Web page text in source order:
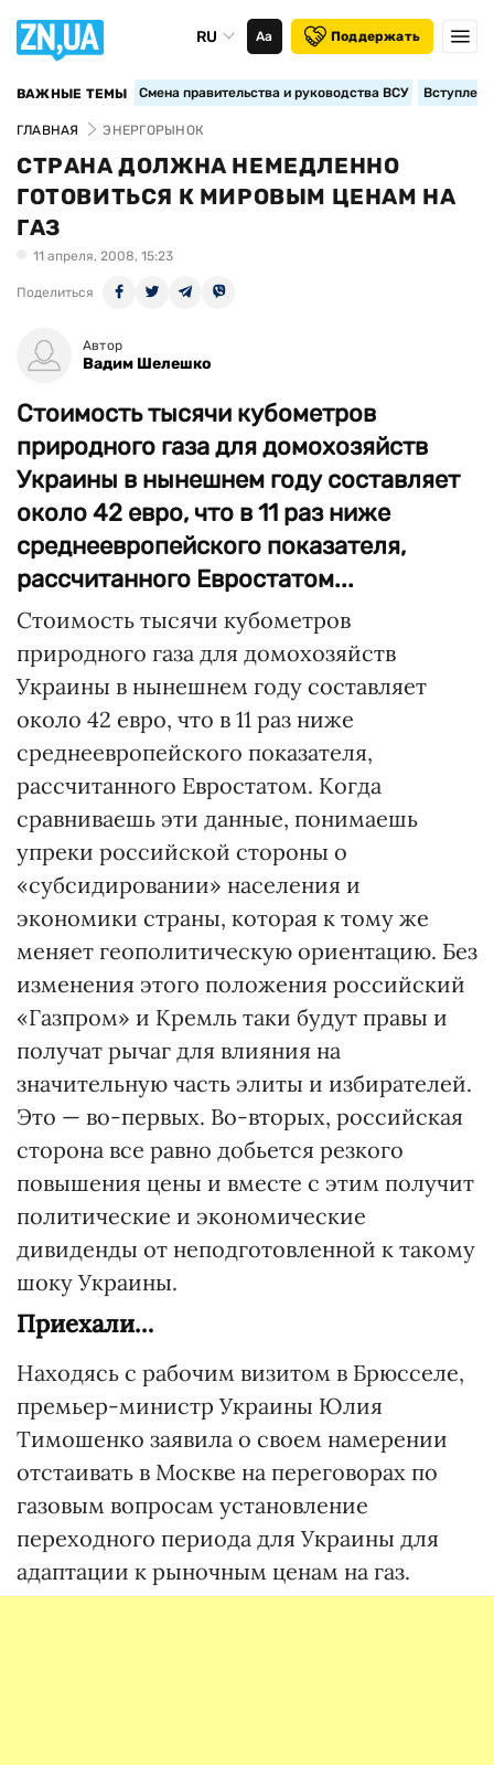
RU Аа Поддержать
ВАЖНЫЕ ТЕМЫ Смена правительства и руководства ВСУ
ГЛАВНАЯ ЭНЕРГОРЫНОК
СТРАНА ДОЛЖНА НЕМЕДЛЕННО
ГОТОВИТЬСЯ К МИРОВЫМ ЦЕНАМ НА
ГАЗ
11 апреля, 2008, 15:23
Поделиться
Автор
Вадим Шелешко
Стоимость тысячи кубометров
природного газа для домохозяйств
Украины в нынешнем году составляет
около 42 евро, что в 11 раз ниже
среднеевропейского показателя,
рассчитанного Евростатом...
Стоимость тысячи кубометров
природного газа для домохозяйств
Украины в нынешнем году составляет
около 42 евро, что в 11 раз ниже
среднеевропейского показателя,
рассчитанного Евростатом. Когда
сравниваешь эти данные, понимаешь
упреки российской стороны о
«субсидировании» населения и
экономики страны, которая к тому же
меняет геополитическую ориентацию. Без
изменения этого положения российский
«Газпром» и Кремль таки будут правы и
получат рычаг для влияния на
значительную часть элиты и избирателей.
Это — во-первых. Во-вторых, российская
сторона все равно добьется резкого
повышения цены и вместе с этим получит
политические и экономические
дивиденды от неподготовленной к такому
шоку Украины.
Приехали…
Находясь с рабочим визитом в Брюсселе,
премьер-министр Украины Юлия
Тимошенко заявила о своем намерении
отстаивать в Москве на переговорах по
газовым вопросам установление
переходного периода для Украины для
адаптации к рыночным ценам на газ.